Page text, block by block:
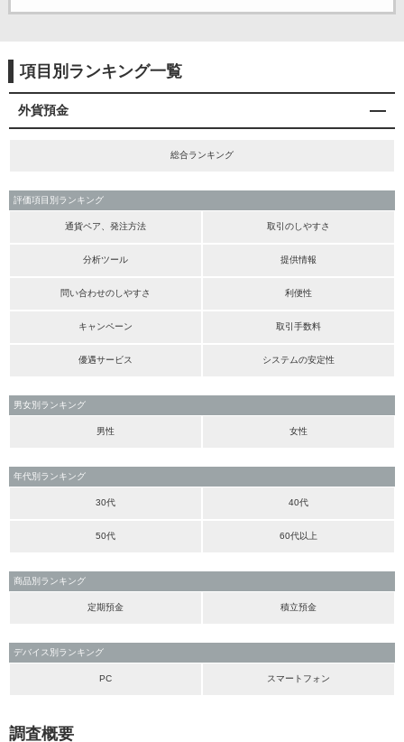
項目別ランキング一覧
外貨預金
総合ランキング
評価項目別ランキング
通貨ペア、発注方法 取引のしやすさ
分析ツール 提供情報
問い合わせのしやすさ 利便性
キャンペーン 取引手数料
優遇サービス システムの安定性
男女別ランキング
男性 女性
年代別ランキング
30代 40代
50代 60代以上
商品別ランキング
定期預金 積立預金
デバイス別ランキング
PC スマートフォン
調査概要